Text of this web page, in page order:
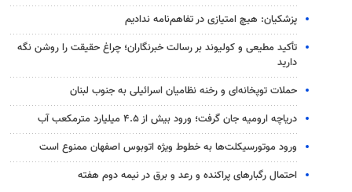
پزشکیان: هیچ امتیازی در تفاهم‌نامه ندادیم
تأکید مطیعی و کولیوند بر رسالت خبرنگاران؛ چراغ حقیقت را روشن نگه
دارید
حملات توپخانه‌ای و رخنه نظامیان اسرائیلی به جنوب لبنان
دریاچه ارومیه جان گرفت؛ ورود بیش از ۴.۵ میلیارد مترمکعب آب
ورود موتورسیکلت‌ها به خطوط ویژه اتوبوس اصفهان ممنوع است
احتمال رگبارهای پراکنده و رعد و برق در نیمه دوم هفته